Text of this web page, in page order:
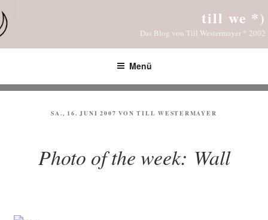
Inhalt
springen
till we *)
Das Blog von Till Westermayer * 2002
Menü
VERÖFFENTLICHT
SA., 16. JUNI 2007 VONTILL WESTERMAYER
Photo of the week: Wall